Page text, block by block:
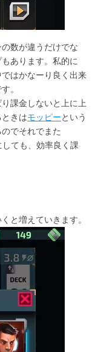
数が違うだけでな
あります。私的に
はかなーり良く出来
。
課金しないと上に上
きはモッピーという
でそれでまた
ても、効率良く課
と増えていきます。